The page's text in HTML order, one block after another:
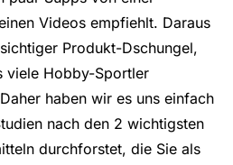
Videos empfiehlt. Daraus
Produkt-Dschungel,
viele Hobby-Sportler
haben wir es uns einfach
nach den 2 wichtigsten
durchforstet, die Sie als